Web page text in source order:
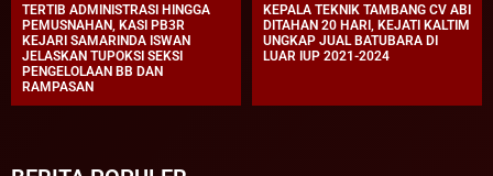
TERTIB ADMINISTRASI HINGGA
PEMUSNAHAN, KASI PB3R
KEJARI SAMARINDA ISWAN
JELASKAN TUPOKSI SEKSI
PENGELOLAAN BB DAN
RAMPASAN
KEPALA TEKNIK TAMBANG CV ABI
DITAHAN 20 HARI, KEJATI KALTIM
UNGKAP JUAL BATUBARA DI
LUAR IUP 2021-2024